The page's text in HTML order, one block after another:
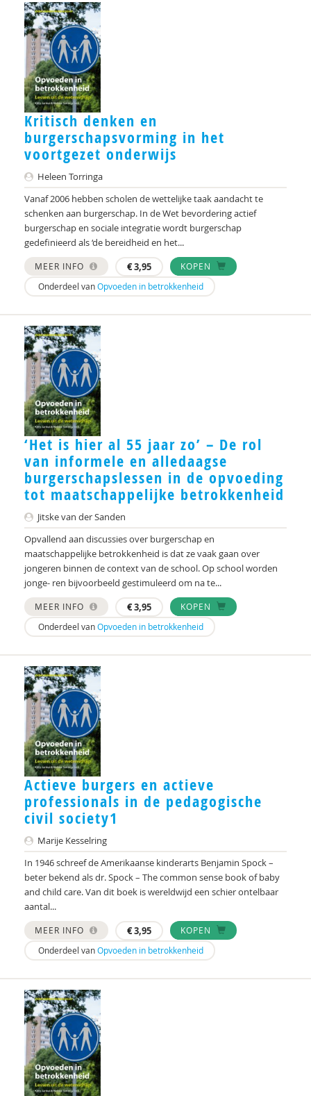
Gerda de Groot
Dorian de Haan
Bon van der Haer
Janneke Hagenaar
Froukje Hajer
Ahmed Hamdi
Jan Hardeman
Anne-Laura van Harmelen
Coby Hartog-Polkerman
Nienke van Heerde
Armand Heijnen
Jo Hermans
Niels Hermens
Jolien Hesselberth
Andrè Hielkema
F. Hirzalla
Simone den Hollander
Paul Hoogers
Marit Hopman
Bob Horjus
Frank C. P. van der Horst
Karin Horsting
Ynze van Houten
Loes Houweling
Jet Houwers
Mirjam Hoveijn
Jacoba Huizenga
Anja Huizink
Tim Immerzeel
Anna Jansma
F.J.J.M. Janssen
T. Janssen
Kari Jasperse
Tessa Jenniskens
N.H. de Jong
Joke de Jonge
Ton Jorna
Ali Karatas
Esther Kardijk
Kritisch denken en
burgerschapsvorming in het
voortgezet onderwijs
Heleen Torringa
Vanaf 2006 hebben scholen de wettelijke taak aandacht te
schenken aan burgerschap. In de Wet bevordering actief
burgerschap en sociale integratie wordt burgerschap
gedefinieerd als ‘de bereidheid en het...
MEER INFO €3,95
KOPEN
Onderdeel vanOpvoeden in betrokkenheid
‘Het is hier al 55 jaar zo’ – De rol
van informele en alledaagse
burgerschapslessen in de opvoeding
tot maatschappelijke betrokkenheid
Jitske van der Sanden
Opvallend aan discussies over burgerschap en
maatschappelijke betrokkenheid is dat ze vaak gaan over
jongeren binnen de context van de school. Op school worden
jonge- ren bijvoorbeeld gestimuleerd om na te...
MEER INFO €3,95
KOPEN
Onderdeel vanOpvoeden in betrokkenheid
Actieve burgers en actieve
professionals in de pedagogische
civil society1
Marije Kesselring
In 1946 schreef de Amerikaanse kinderarts Benjamin Spock –
beter bekend als dr. Spock – The common sense book of baby
and child care. Van dit boek is wereldwijd een schier ontelbaar
aantal...
MEER INFO €3,95
KOPEN
Onderdeel vanOpvoeden in betrokkenheid